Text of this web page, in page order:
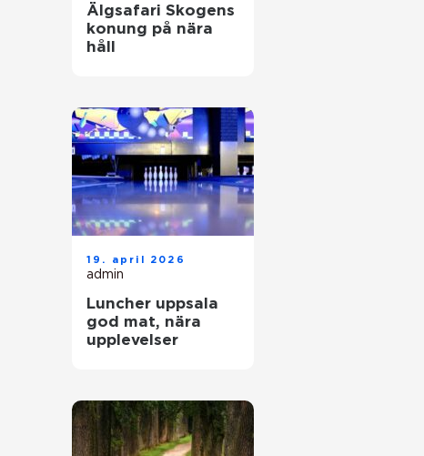
Älgsafari Skogens
konung på nära
håll
19. april 2026
admin
Luncher uppsala
god mat, nära
upplevelser